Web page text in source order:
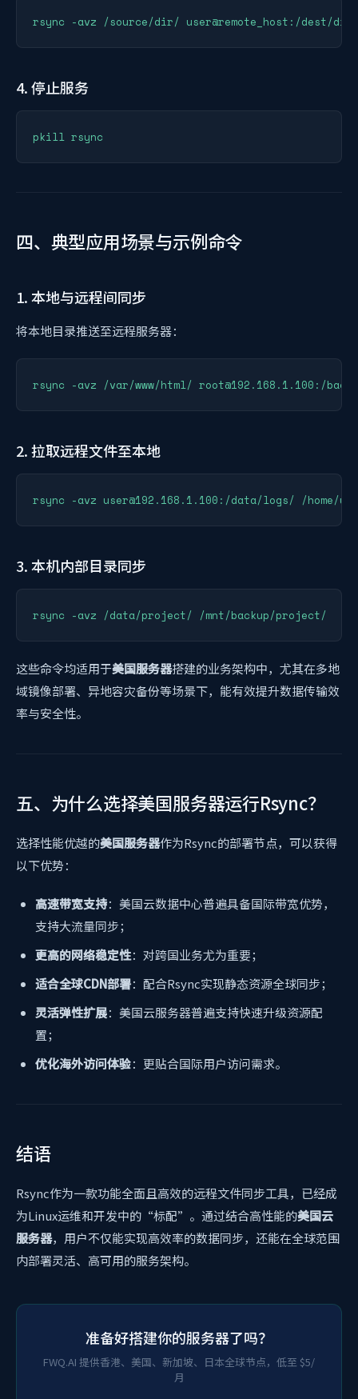
4. 停止服务
四、典型应用场景与示例命令
1. 本地与远程间同步
将本地目录推送至远程服务器：
2. 拉取远程文件至本地
3. 本机内部目录同步
这些命令均适用于美国服务器搭建的业务架构中，尤其在多地
域镜像部署、异地容灾备份等场景下，能有效提升数据传输效
率与安全性。
五、为什么选择美国服务器运行Rsync？
选择性能优越的美国服务器作为Rsync的部署节点，可以获得
以下优势：
高速带宽支持：美国云数据中心普遍具备国际带宽优势，
支持大流量同步；
更高的网络稳定性：对跨国业务尤为重要；
适合全球CDN部署：配合Rsync实现静态资源全球同步；
灵活弹性扩展：美国云服务器普遍支持快速升级资源配
置；
优化海外访问体验：更贴合国际用户访问需求。
结语
Rsync作为一款功能全面且高效的远程文件同步工具，已经成
为Linux运维和开发中的“标配”。通过结合高性能的美国云
服务器，用户不仅能实现高效率的数据同步，还能在全球范围
内部署灵活、高可用的服务架构。
准备好搭建你的服务器了吗？
FWQ.AI 提供香港、美国、新加坡、日本全球节点，低至 $5/
月